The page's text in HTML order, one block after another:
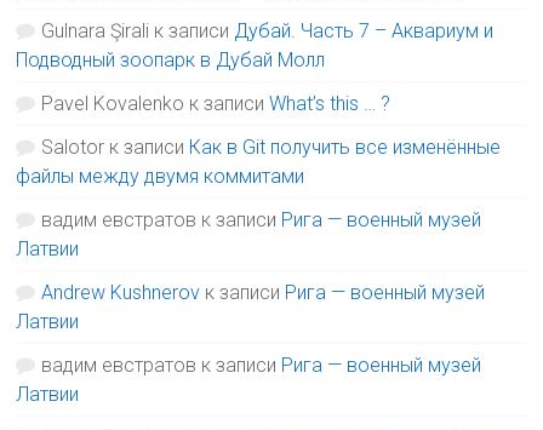
Gulnara Şirali к записи Дубай. Часть 7 – Аквариум и
Подводный зоопарк в Дубай Молл
Pavel Kovalenko к записиWhat’s this … ?
Salotor к записи Как в Git получить все изменённые
файлы между двумя коммитами
вадим евстратов к записи Рига — военный музей
Латвии
Andrew Kushnerov к записи Рига — военный музей
Латвии
вадим евстратов к записи Рига — военный музей
Латвии